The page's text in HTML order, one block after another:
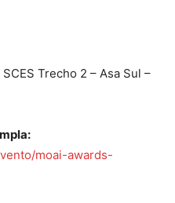
Trecho 2 – Asa Sul –
moai-awards-